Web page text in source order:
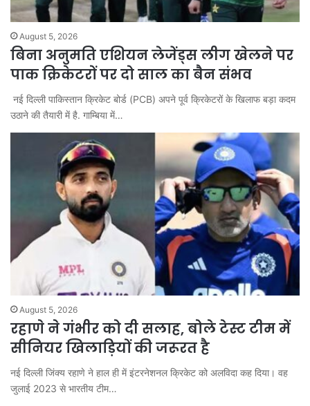
August 5, 2026
बिना अनुमति एशियन लेजेंड्स लीग खेलने पर
पाक क्रिकेटरों पर दो साल का बैन संभव
नई दिल्ली पाकिस्तान क्रिकेट बोर्ड (PCB) अपने पूर्व क्रिकेटरों के खिलाफ बड़ा कदम
उठाने की तैयारी में है. गाम्ब‍िया में…
August 5, 2026
रहाणे ने गंभीर को दी सलाह, बोले टेस्ट टीम में
सीनियर खिलाड़ियों की जरूरत है
नई दिल्ली जिंक्य रहाणे ने हाल ही में इंटरनेशनल क्रिकेट को अलविदा कह दिया। वह
जुलाई 2023 से भारतीय टीम…